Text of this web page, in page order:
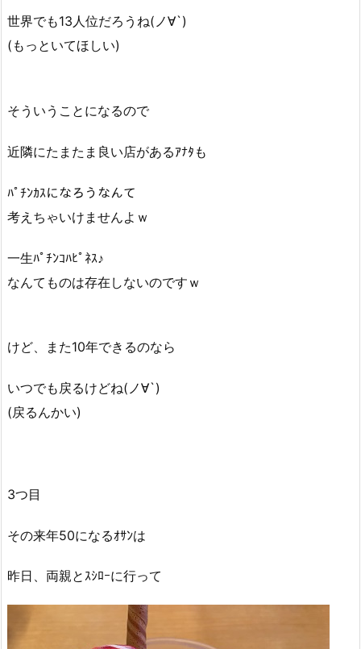
世界でも13人位だろうね(ノ∀`)
(もっといてほしい)
そういうことになるので
近隣にたまたま良い店があるｱﾅﾀも
ﾊﾟﾁﾝｶｽになろうなんて
考えちゃいけませんよｗ
一生ﾊﾟﾁﾝｺﾊﾋﾟﾈｽ♪
なんてものは存在しないのですｗ
けど、また10年できるのなら
いつでも戻るけどね(ノ∀`)
(戻るんかい)
3つ目
その来年50になるｵｻﾝは
昨日、両親とｽｼﾛｰに行って